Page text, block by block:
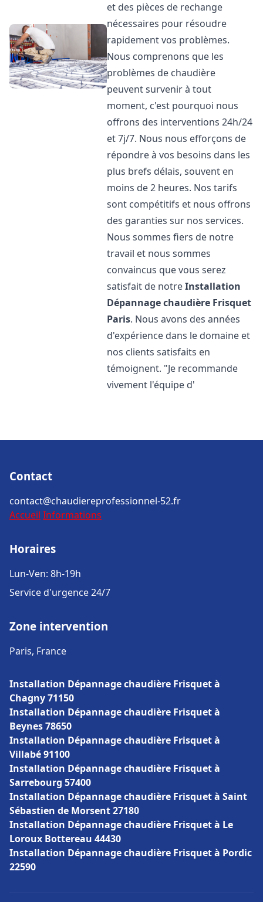
et des pièces de rechange
nécessaires pour résoudre
rapidement vos problèmes.
Nous comprenons que les
problèmes de chaudière
peuvent survenir à tout
moment, c'est pourquoi nous
offrons des interventions 24h/24
et 7j/7. Nous nous efforçons de
répondre à vos besoins dans les
plus brefs délais, souvent en
moins de 2 heures. Nos tarifs
sont compétitifs et nous offrons
des garanties sur nos services.
Nous sommes fiers de notre
travail et nous sommes
convaincus que vous serez
satisfait de notreInstallation
Dépannage chaudière Frisquet
Paris. Nous avons des années
d'expérience dans le domaine et
nos clients satisfaits en
témoignent. "Je recommande
vivement l'équipe d'
Contact
contact@chaudiereprofessionnel-52.fr
Accueil Informations
Horaires
Lun-Ven: 8h-19h
Service d'urgence 24/7
Zone intervention
Paris, France
Installation Dépannage chaudière Frisquet à
Chagny 71150
Installation Dépannage chaudière Frisquet à
Beynes 78650
Installation Dépannage chaudière Frisquet à
Villabé 91100
Installation Dépannage chaudière Frisquet à
Sarrebourg 57400
Installation Dépannage chaudière Frisquet à Saint
Sébastien de Morsent 27180
Installation Dépannage chaudière Frisquet à Le
Loroux Bottereau 44430
Installation Dépannage chaudière Frisquet à Pordic
22590